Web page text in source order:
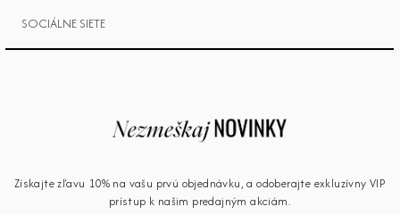
SOCIÁLNE SIETE
Získajte zľavu 10% na vašu prvú objednávku, a odoberajte exkluzívny VIP
prístup k našim predajným akciám.